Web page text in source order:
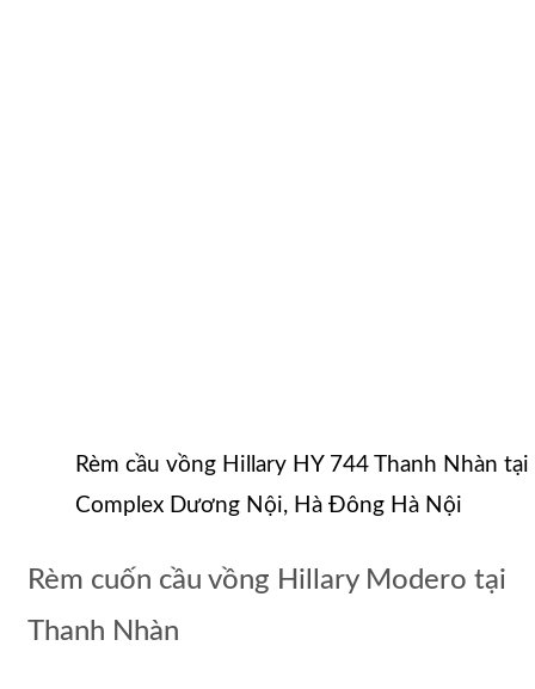
Rèm cầu vồng Hillary HY 744 Thanh Nhàn
Complex Dương Nội, Hà Đông Hà Nội
Rèm cuốn cầu vồng Hillary Modero tại
Thanh Nhàn